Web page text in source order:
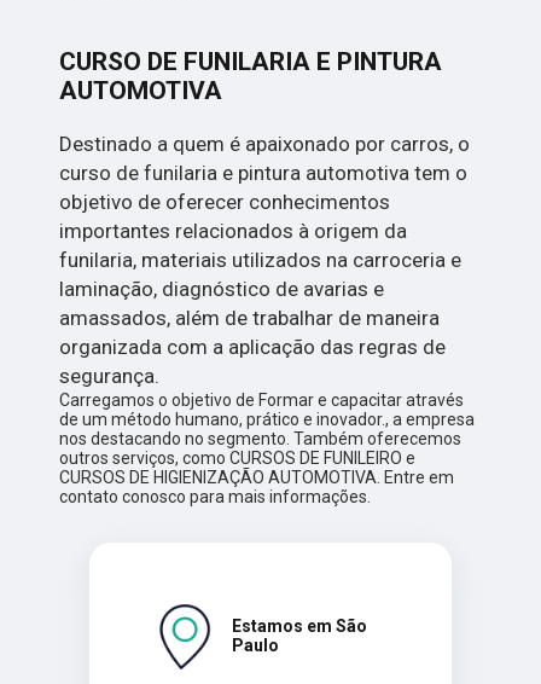
CURSO DE FUNILARIA E PINTURA
AUTOMOTIVA
Destinado a quem é apaixonado por carros, o
curso de funilaria e pintura automotiva tem o
objetivo de oferecer conhecimentos
importantes relacionados à origem da
funilaria, materiais utilizados na carroceria e
laminação, diagnóstico de avarias e
amassados, além de trabalhar de maneira
organizada com a aplicação das regras de
segurança.
Carregamos o objetivo de Formar e capacitar através
de um método humano, prático e inovador., a empresa
nos destacando no segmento. Também oferecemos
outros serviços, como CURSOS DE FUNILEIRO e
CURSOS DE HIGIENIZAÇÃO AUTOMOTIVA. Entre em
contato conosco para mais informações.
Estamos em São
Paulo